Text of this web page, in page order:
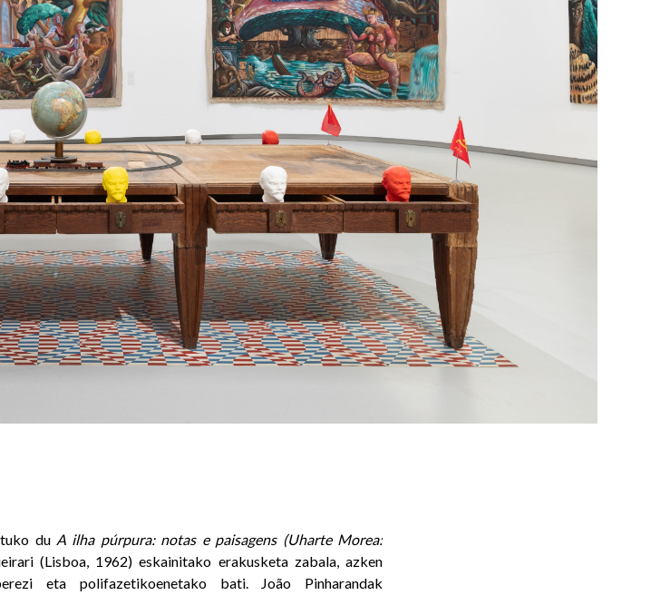
du A ilha púrpura: notas e paisagens (Uharte Morea:
(Lisboa, 1962) eskainitako erakusketa zabala, azken
eta polifazetikoenetako bati. João Pinharandak